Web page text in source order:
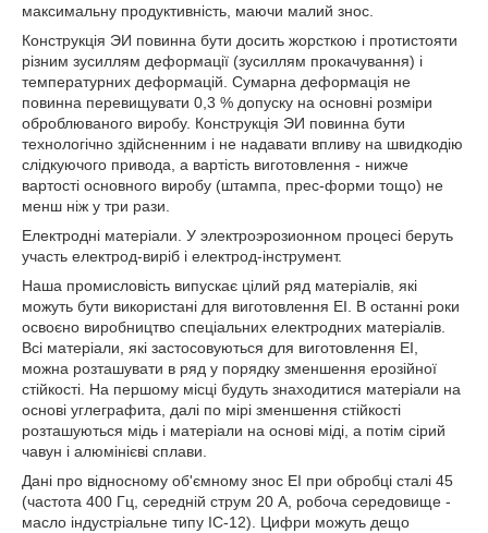
максимальну продуктивність, маючи малий знос.
Конструкція ЭИ повинна бути досить жорсткою і протистояти
різним зусиллям деформації (зусиллям прокачування) і
температурних деформацій. Сумарна деформація не
повинна перевищувати 0,3 % допуску на основні розміри
оброблюваного виробу. Конструкція ЭИ повинна бути
технологічно здійсненним і не надавати впливу на швидкодію
слідкуючого привода, а вартість виготовлення - нижче
вартості основного виробу (штампа, прес-форми тощо) не
менш ніж у три рази.
Електродні матеріали. У электроэрозионном процесі беруть
участь електрод-виріб і електрод-інструмент.
Наша промисловість випускає цілий ряд матеріалів, які
можуть бути використані для виготовлення ЕІ. В останні роки
освоєно виробництво спеціальних електродних матеріалів.
Всі матеріали, які застосовуються для виготовлення ЕІ,
можна розташувати в ряд у порядку зменшення ерозійної
стійкості. На першому місці будуть знаходитися матеріали на
основі углеграфита, далі по мірі зменшення стійкості
розташуються мідь і матеріали на основі міді, а потім сірий
чавун і алюмінієві сплави.
Дані про відносному об'ємному знос ЕІ при обробці сталі 45
(частота 400 Гц, середній струм 20 А, робоча середовище -
масло індустріальне типу ІС-12). Цифри можуть дещо